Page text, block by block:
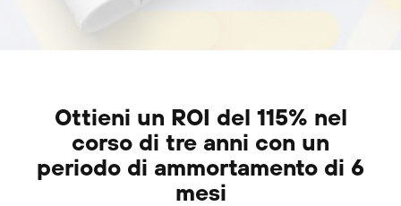
Ottieni un ROI del 115% nel
corso di tre anni con un
periodo di ammortamento di 6
mesi